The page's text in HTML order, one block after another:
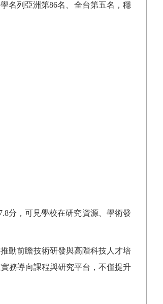
名列亞洲第86名、全台第五名，穩
分，可見學校在研究資源、學術發
動前瞻技術研發與高階科技人才培
務導向課程與研究平台，不僅提升